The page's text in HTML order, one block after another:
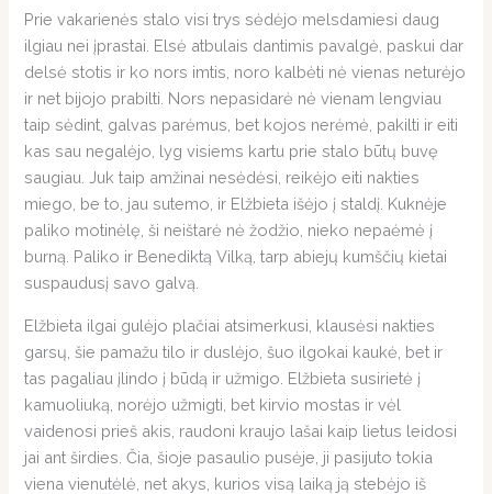
Prie vakarienės stalo visi trys sėdėjo melsdamiesi daug
ilgiau nei įprastai. Elsė atbulais dantimis pavalgė, paskui dar
delsė stotis ir ko nors imtis, noro kalbėti nė vienas neturėjo
ir net bijojo prabilti. Nors nepasidarė nė vienam lengviau
taip sėdint, galvas parėmus, bet kojos nerėmė, pakilti ir eiti
kas sau negalėjo, lyg visiems kartu prie stalo būtų buvę
saugiau. Juk taip amžinai nesėdėsi, reikėjo eiti nakties
miego, be to, jau sutemo, ir Elžbieta išėjo į staldį. Kuknėje
paliko motinėlę, ši neištarė nė žodžio, nieko nepaėmė į
burną. Paliko ir Benediktą Vilką, tarp abiejų kumščių kietai
suspaudusį savo galvą.
Elžbieta ilgai gulėjo plačiai atsimerkusi, klausėsi nakties
garsų, šie pamažu tilo ir duslėjo, šuo ilgokai kaukė, bet ir
tas pagaliau įlindo į būdą ir užmigo. Elžbieta susirietė į
kamuoliuką, norėjo užmigti, bet kirvio mostas ir vėl
vaidenosi prieš akis, raudoni kraujo lašai kaip lietus leidosi
jai ant širdies. Čia, šioje pasaulio pusėje, ji pasijuto tokia
viena vienutėlė, net akys, kurios visą laiką ją stebėjo iš